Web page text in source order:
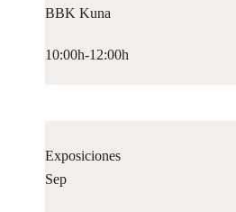
BBK Kuna
10:00h-12:00h
Exposiciones
Sep